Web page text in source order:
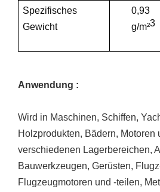
Spezifisches
Gewicht
0,93
g/m²3
Anwendung :
Wird in Maschinen, Schiffen,
Holzprodukten, Bädern, Motoren
verschiedenen Lagerbereichen,
Bauwerkzeugen, Gerüsten,
Flugzeugmotoren und -teilen,